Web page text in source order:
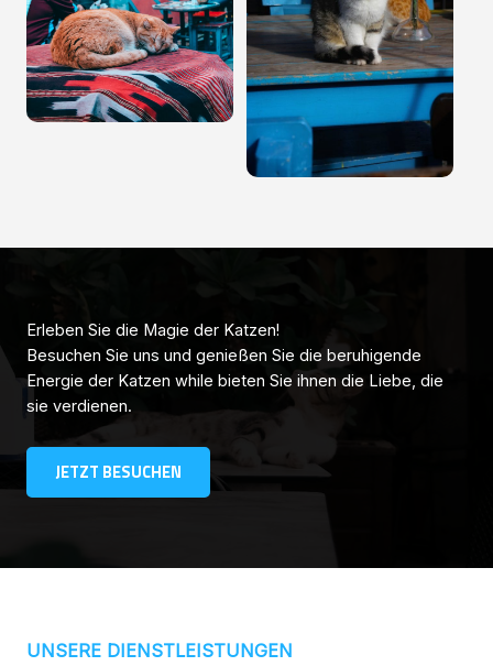
Erleben Sie die Magie der Katzen!
Besuchen Sie uns und genießen Sie die beruhigende
Energie der Katzen while bieten Sie ihnen die Liebe, die
sie verdienen.
JETZT BESUCHEN
UNSERE DIENSTLEISTUNGEN